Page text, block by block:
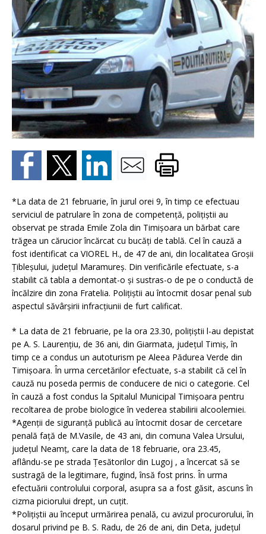
*La data de 21 februarie, în jurul orei 9, în timp ce efectuau
serviciul de patrulare în zona de competență, polițiștii au
observat pe strada Emile Zola din Timișoara un bărbat care
trăgea un cărucior încărcat cu bucăți de tablă. Cel în cauză a
fost identificat ca VIOREL H., de 47 de ani, din localitatea Groșii
Țibleșului, județul Maramureș. Din verificările efectuate, s-a
stabilit că tabla a demontat-o și sustras-o de pe o conductă de
încălzire din zona Fratelia. Polițiștii au întocmit dosar penal sub
aspectul săvârșirii infracțiunii de furt calificat.
* La data de 21 februarie, pe la ora 23.30, polițiștii l-au depistat
pe A. S. Laurențiu, de 36 ani, din Giarmata, județul Timiș, în
timp ce a condus un autoturism pe Aleea Pădurea Verde din
Timișoara. În urma cercetărilor efectuate, s-a stabilit că cel în
cauză nu poseda permis de conducere de nici o categorie. Cel
în cauză a fost condus la Spitalul Municipal Timișoara pentru
recoltarea de probe biologice în vederea stabilirii alcoolemiei.
*Agenții de siguranță publică au întocmit dosar de cercetare
penală față de M.Vasile, de 43 ani, din comuna Valea Ursului,
județul Neamț, care la data de 18 februarie, ora 23.45,
aflându-se pe strada Țesătorilor din Lugoj , a încercat să se
sustragă de la legitimare, fugind, însă fost prins. În urma
efectuării controlului corporal, asupra sa a fost găsit, ascuns în
cizma piciorului drept, un cuțit.
*Polițiștii au început urmărirea penală, cu avizul procurorului, în
dosarul privind pe B. S. Radu, de 26 de ani, din Deta, județul